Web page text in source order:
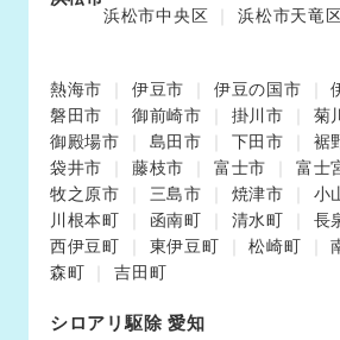
浜松市中央区 浜松市天竜
熱海市 伊豆市 伊豆の国市
磐田市
御前崎市 掛川市 菊
御殿場市
島田市 下田市 裾
袋井市
藤枝市 富士市
富士
牧之原市
三島市 焼津市 小
川根本町
函南町 清水町
長
西伊豆町
東伊豆町 松崎町
森町
吉田町
シロアリ駆除 愛知